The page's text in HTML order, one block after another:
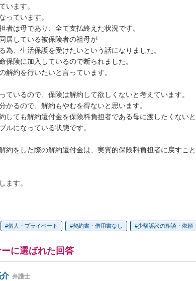
います。
っています。
者は母であり、全て支払終えた状況です。
居している被保険者の祖母が
為、生活保護を受けたいという話になりました。
保険に加入しているので断られました。
解約を行いたいと言っています。
ているので、保険は解約して欲しくないと考えています。
かるので、解約もやむを得ないと思います。
しても解約還付金を保険料負担者である母に渡したくないと
ルになっている状態です。
約をした際の解約還付金は、実質的保険料負担者に戻すこ
ます。
個人・プライベート 契約書・借用書なし 少額訴訟の相談・依頼
に選ばれた回答
弁護士